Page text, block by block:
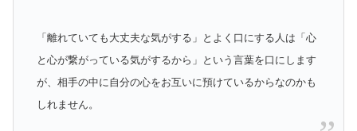
「離れていても大丈夫な気がする」とよく口にする人は「心
と心が繋がっている気がするから」という言葉を口にします
が、相手の中に自分の心をお互いに預けているからなのかも
しれません。